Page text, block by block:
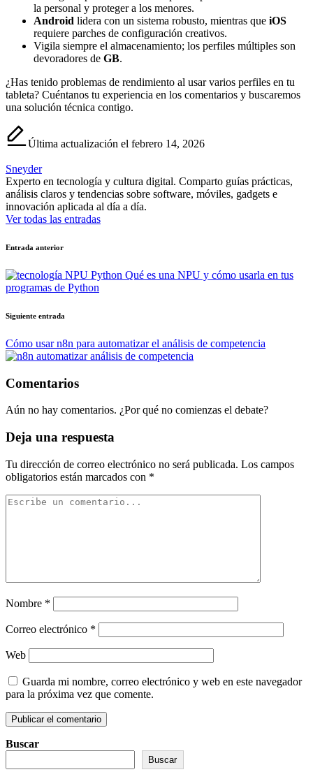
la personal y proteger a los menores.
Android lidera con un sistema robusto, mientras que iOS
requiere parches de configuración creativos.
Vigila siempre el almacenamiento; los perfiles múltiples son
devoradores de GB.
¿Has tenido problemas de rendimiento al usar varios perfiles en tu
tableta? Cuéntanos tu experiencia en los comentarios y buscaremos
una solución técnica contigo.
Última actualización el febrero 14, 2026
Sneyder
Experto en tecnología y cultura digital. Comparto guías prácticas,
análisis claros y tendencias sobre software, móviles, gadgets e
innovación aplicada al día a día.
Ver todas las entradas
Navegación
de
entradas
Entrada anterior
Qué es una NPU y cómo usarla en tus
programas de Python
Siguiente entrada
Cómo usar n8n para automatizar el análisis de competencia
Comentarios
Aún no hay comentarios. ¿Por qué no comienzas el debate?
Deja una respuesta
Tu dirección de correo electrónico no será publicada. Los campos
obligatorios están marcados con *
Nombre *
Correo electrónico *
Web
Guarda mi nombre, correo electrónico y web en este navegador
para la próxima vez que comente.
Buscar
Buscar